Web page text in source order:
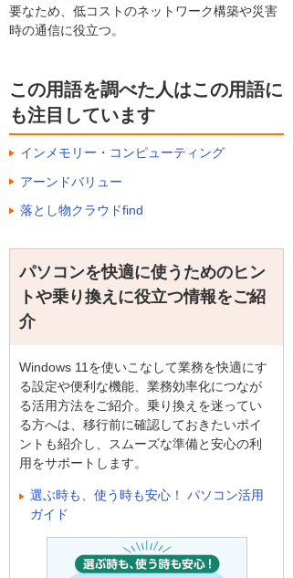
要なため、低コストのネットワーク構築や災害
時の通信に役立つ。
この用語を調べた人はこの用語に
も注目しています
インメモリー・コンピューティング
アーンドバリュー
落とし物クラウドfind
パソコンを快適に使うためのヒン
トや乗り換えに役立つ情報をご紹
介
Windows 11を使いこなして業務を快適にす
る設定や便利な機能、業務効率化につなが
る活用方法をご紹介。乗り換えを迷ってい
る方へは、移行前に確認しておきたいポイ
ントも紹介し、スムーズな準備と安心の利
用をサポートします。
選ぶ時も、使う時も安心！ パソコン活用
ガイド